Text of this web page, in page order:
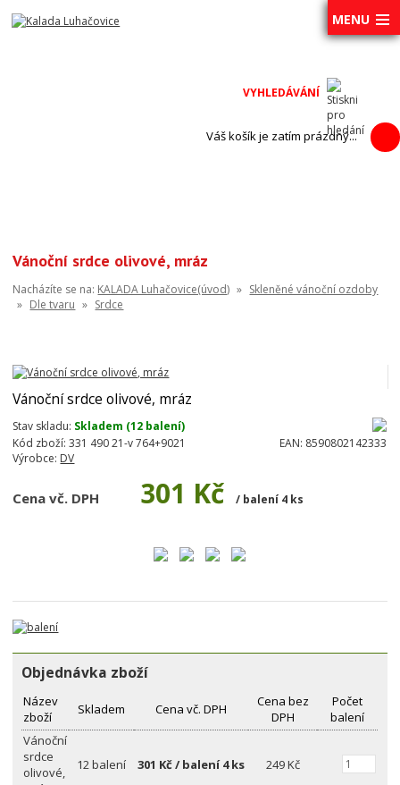
MENU
Váš košík je zatím prázdný...
Vánoční srdce olivové, mráz
Nacházíte se na: KALADA Luhačovice(úvod) » Skleněné vánoční ozdoby
» Dle tvaru » Srdce
Vánoční srdce olivové, mráz
Stav skladu: Skladem (12 balení)
Kód zboží: 331 490 21-v 764+9021 EAN: 8590802142333
Výrobce: DV
Cena vč. DPH 301 Kč / balení 4 ks
Objednávka zboží
Název
zboží
Skladem Cena vč. DPH
Cena bez
DPH
Počet
balení
Vánoční
srdce
olivové,
12 balení 301 Kč / balení 4 ks 249 Kč